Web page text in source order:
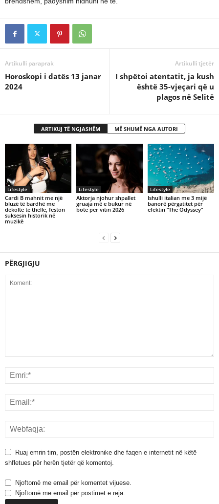
Artikulli paraprak
Horoskopi i datës 13 janar
2024
Artikulli tjetër
I shpëtoi atentatit, ja kush
është 35-vjeçari që u
plagos në Selitë
ARTIKUJ TË NGJASHËM MË SHUMË NGA AUTORI
Lifestyle
Cardi B mahnit me një
bluzë të bardhë me
dekolte të thellë, feston
suksesin historik në
muzikë
Lifestyle
Aktorja njohur shpallet
gruaja më e bukur në
botë për vitin 2026
Lifestyle
Ishulli italian me 3 mijë
banorë përgatitet për
efektin “The Odyssey”
PËRGJIGJU
Ruaj emrin tim, postën elektronike dhe faqen e internetit në këtë
shfletues për herën tjetër që komentoj.
Njoftomë me email për komentet vijuese.
Njoftomë me email për postimet e reja.